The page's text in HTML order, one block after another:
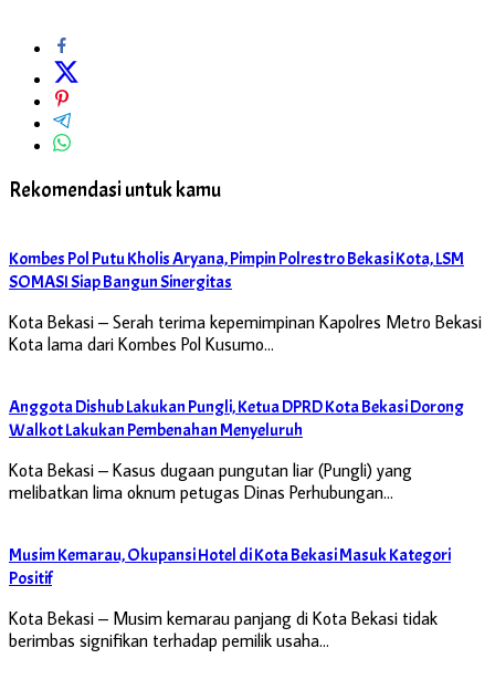
Rekomendasi untuk kamu
Kombes Pol Putu Kholis Aryana, Pimpin Polrestro Bekasi Kota, LSM
SOMASI Siap Bangun Sinergitas
Kota Bekasi – Serah terima kepemimpinan Kapolres Metro Bekasi
Kota lama dari Kombes Pol Kusumo…
Anggota Dishub Lakukan Pungli, Ketua DPRD Kota Bekasi Dorong
Walkot Lakukan Pembenahan Menyeluruh
Kota Bekasi – Kasus dugaan pungutan liar (Pungli) yang
melibatkan lima oknum petugas Dinas Perhubungan…
Musim Kemarau, Okupansi Hotel di Kota Bekasi Masuk Kategori
Positif
Kota Bekasi – Musim kemarau panjang di Kota Bekasi tidak
berimbas signifikan terhadap pemilik usaha…